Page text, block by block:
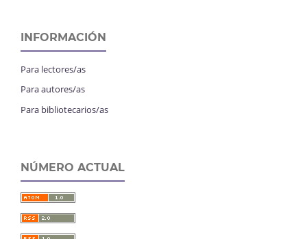
INFORMACIÓN
Para lectores/as
Para autores/as
Para bibliotecarios/as
NÚMERO ACTUAL